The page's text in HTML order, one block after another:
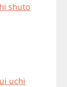
shuto
uchi